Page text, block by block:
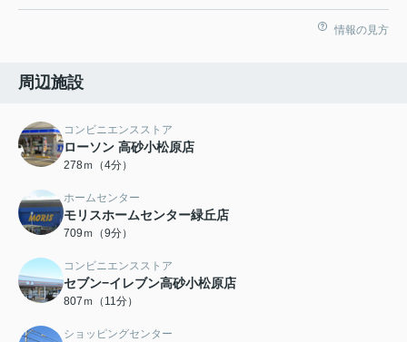
情報の見方
周辺施設
コンビニエンスストア
ローソン 高砂小松原店
278ｍ（4分）
ホームセンター
モリスホームセンター緑丘店
709ｍ（9分）
コンビニエンスストア
セブン−イレブン高砂小松原店
807ｍ（11分）
ショッピングセンター